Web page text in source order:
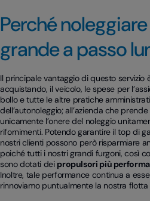
Perché
grande a passo
Il principale vantaggio di questo servizio
acquistando, il veicolo, le spese per
bollo e tutte le altre pratiche
dell’autonoleggio; all’azienda che
unicamente l’onere del noleggio
rifornimenti. Potendo garantire il top di
nostri clienti possono però risparmiare
poiché tutti i nostri grandi furgoni, così
sono dotati dei propulsori più
Inoltre, tale performance continua a
rinnoviamo puntualmente la nostra flotta